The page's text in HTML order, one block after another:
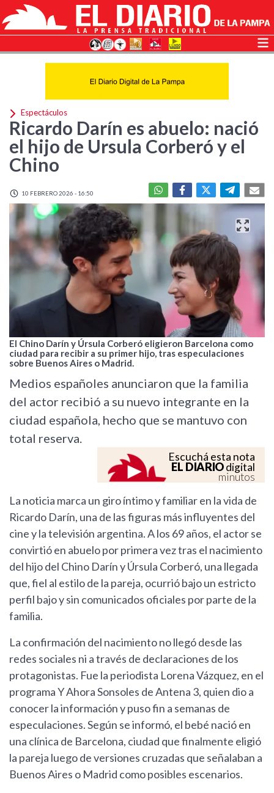
Espectáculos
Ricardo Darín es abuelo: nació
el hijo de Ursula Corberó y el
Chino
10 FEBRERO 2026 - 16:50
El Chino Darín y Úrsula Corberó eligieron Barcelona como
ciudad para recibir a su primer hijo, tras especulaciones
sobre Buenos Aires o Madrid.
Medios españoles anunciaron que la familia
del actor recibió a su nuevo integrante en la
ciudad española, hecho que se mantuvo con
total reserva.
Escuchá esta nota
EL DIARIOdigital
minutos
La noticia marca un giro íntimo y familiar en la vida de
Ricardo Darín, una de las figuras más influyentes del
cine y la televisión argentina. A los 69 años, el actor se
convirtió en abuelo por primera vez tras el nacimiento
del hijo del Chino Darín y Úrsula Corberó, una llegada
que, fiel al estilo de la pareja, ocurrió bajo un estricto
perfil bajo y sin comunicados oficiales por parte de la
familia.
La confirmación del nacimiento no llegó desde las
redes sociales ni a través de declaraciones de los
protagonistas. Fue la periodista Lorena Vázquez, en el
programa Y Ahora Sonsoles de Antena 3, quien dio a
conocer la información y puso fin a semanas de
especulaciones. Según se informó, el bebé nació en
una clínica de Barcelona, ciudad que finalmente eligió
la pareja luego de versiones cruzadas que señalaban a
Buenos Aires o Madrid como posibles escenarios.